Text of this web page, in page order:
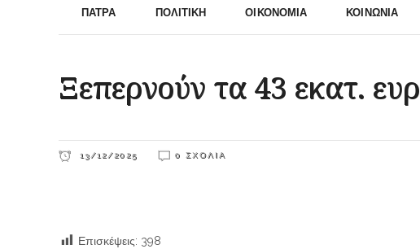
ΠΆΤΡΑ ΠΟΛΙΤΙΚΉ ΟΙΚΟΝΟΜΊΑ ΚΟΙΝΩΝΊΑ
Ξεπερνούν τα 43 εκατ.
13/12/2025 0 ΣΧΌΛΙΑ
Επισκέψεις: 398